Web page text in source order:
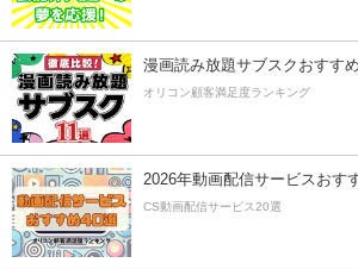
漫画読み放題サブスクおすす
オリコン顧客満足度ランキング
2026年動画配信サービスおす
CS動画配信サービス20選